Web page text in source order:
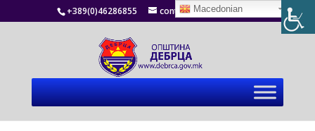
+389(0)46286855 contact@debrca.gov.mk
Macedonian